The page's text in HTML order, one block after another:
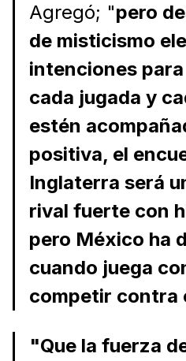
Agregó; "pero
de misticismo
intenciones
cada jugada y
estén
positiva, el
Inglaterra será
rival fuerte con
pero México ha
cuando juega
competir contra
"Que la fuerza